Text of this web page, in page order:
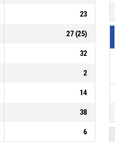
23
27 (25)
32
2
14
38
6